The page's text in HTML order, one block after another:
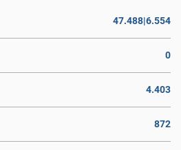
47.488|6.554
0
4.403
872